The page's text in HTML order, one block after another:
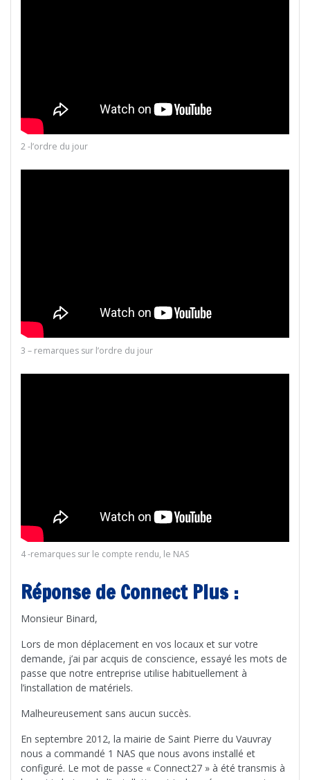
2 -l’ordre du jour
3 – remarques sur l’ordre du jour
4 -remarques sur le compte rendu, le NAS
Réponse de Connect Plus :
Monsieur Binard,
Lors de mon déplacement en vos locaux et sur votre
demande, j’ai par acquis de conscience, essayé les mots de
passe que notre entreprise utilise habituellement à
l’installation de matériels.
Malheureusement sans aucun succès.
En septembre 2012, la mairie de Saint Pierre du Vauvray
nous a commandé 1 NAS que nous avons installé et
configuré. Le mot de passe « Connect27 » à été transmis à